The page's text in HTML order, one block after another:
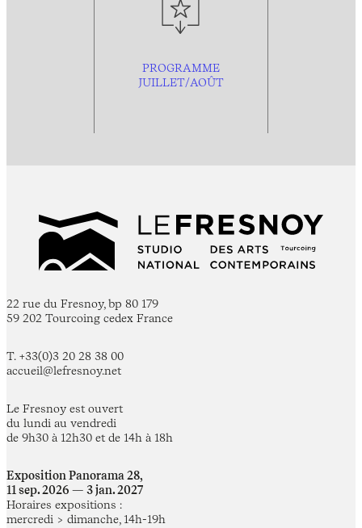
PROGRAMME
JUILLET/AOÛT
22 rue du Fresnoy, bp 80 179
59 202 Tourcoing cedex France
T. +33(0)3 20 28 38 00
accueil@lefresnoy.net
Le Fresnoy est ouvert
du lundi au vendredi
de 9h30 à 12h30 et de 14h à 18h
Exposition Panorama 28,
11 sep. 2026 — 3 jan. 2027
Horaires expositions :
mercredi > dimanche, 14h-19h